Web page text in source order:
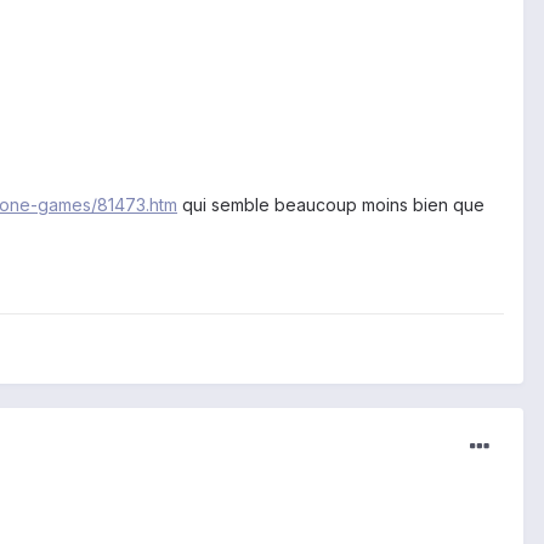
games/81473.htm qui semble beaucoup moins bien que